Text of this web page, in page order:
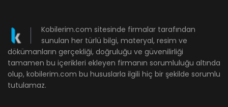
Kobilerim.com sitesinde firmalar tarafından
sunulan her türlü bilgi, materyal, resim ve
dökümanların gerçekliği, doğruluğu ve güvenilirliği
tamamen bu içerikleri ekleyen firmanın sorumluluğu altında
olup, kobilerim.com bu hususlarla ilgili hiç bir şekilde sorumlu
tutulamaz.